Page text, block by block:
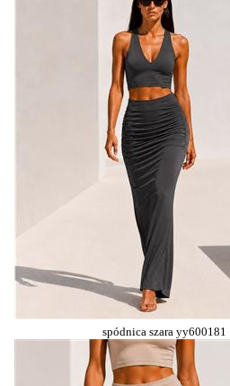
spódnica szara yy600181